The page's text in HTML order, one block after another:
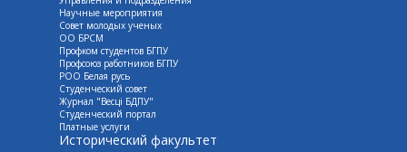
Научные мероприятия
Совет молодых ученых
ОО БРСМ
Профком студентов БГПУ
Профсоюз работников БГПУ
РОО Белая русь
Студенческий совет
Журнал "Весцi БДПУ"
Студенческий портал
Платные услуги
Исторический факультет